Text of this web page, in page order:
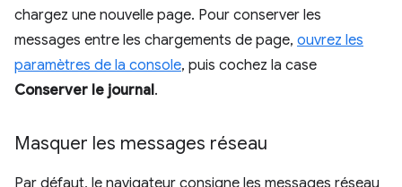
chargez une nouvelle page. Pour conserver les
messages entre les chargements de page, ouvrez les
paramètres de la console, puis cochez la case
Conserver le journal.
Masquer les messages réseau
Par défaut, le navigateur consigne les messages réseau